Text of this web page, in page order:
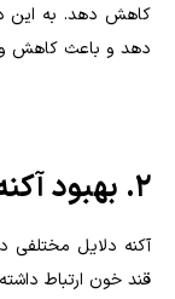
کاهش دهد. به این
دهد و باعث کاهش
2. بهبود آکنه
آکنه دلایل مختلفی
قند خون ارتباط